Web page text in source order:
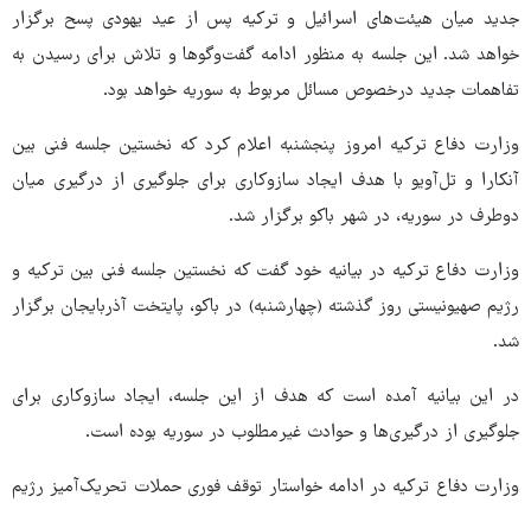
جدید میان هیئت‌های اسرائیل و ترکیه پس از عید یهودی پسح برگزار
خواهد شد. این جلسه به منظور ادامه گفت‌وگوها و تلاش برای رسیدن به
تفاهمات جدید درخصوص مسائل مربوط به سوریه خواهد بود.
وزارت دفاع ترکیه امروز پنجشنبه اعلام کرد که نخستین جلسه فنی بین
آنکارا و تل‌آویو با هدف ایجاد سازوکاری برای جلوگیری از درگیری میان
دوطرف در سوریه، در شهر باکو برگزار شد.
وزارت دفاع ترکیه در بیانیه خود گفت که نخستین جلسه فنی بین ترکیه و
رژیم صهیونیستی روز گذشته (چهارشنبه) در باکو، پایتخت آذربایجان برگزار
شد.
در این بیانیه آمده است که هدف از این جلسه، ایجاد سازوکاری برای
جلوگیری از درگیری‌ها و حوادث غیرمطلوب در سوریه بوده است.
وزارت دفاع ترکیه در ادامه خواستار توقف فوری حملات تحریک‌آمیز رژیم